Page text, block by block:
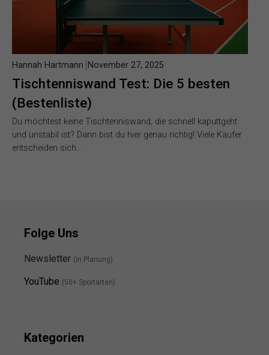
Tischtenniswand Test: Die 5 besten
(Bestenliste)
Hannah Hartmann November 27, 2025
Du möchtest keine Tischtenniswand, die schnell kaputtgeht
und unstabil ist? Dann bist du hier genau richtig! Viele Käufer
entscheiden sich…
Folge Uns
Newsletter (in Planung)
YouTube (50+ Sportarten)
Kategorien